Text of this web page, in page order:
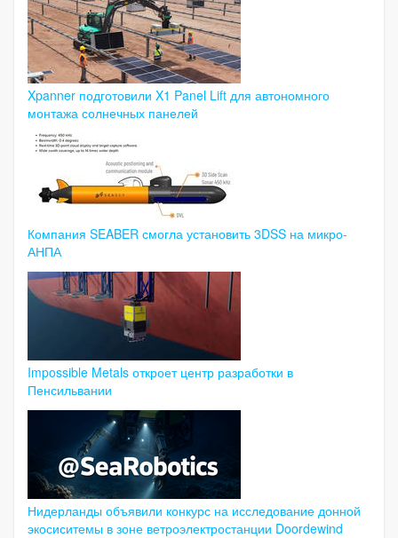
Xpanner подготовили X1 Panel Lift для автономного
монтажа солнечных панелей
Компания SEABER смогла установить 3DSS на микро-
АНПА
Impossible Metals откроет центр разработки в
Пенсильвании
Нидерланды объявили конкурс на исследование донной
экосиситемы в зоне ветроэлектростанции Doordewind